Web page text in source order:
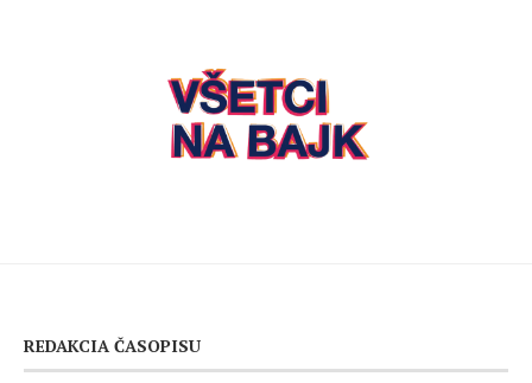
REDAKCIA ČASOPISU